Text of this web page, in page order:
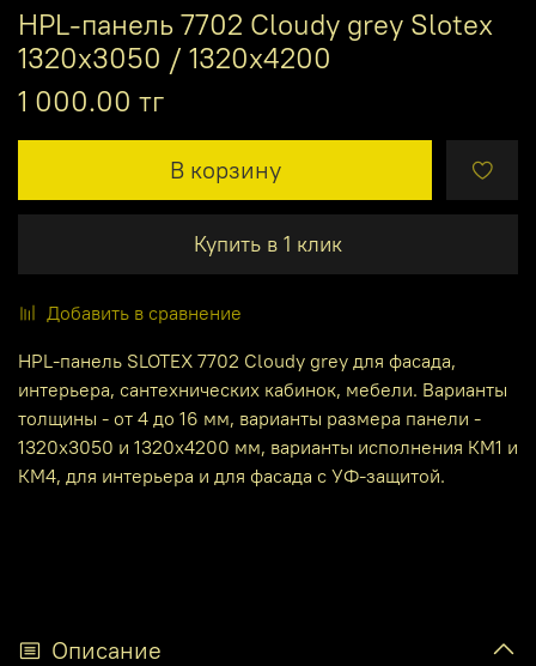
HPL-панель 7702 Cloudy grey Slotex
1320х3050 / 1320х4200
1 000.00 тг
В корзину
Купить в 1 клик
Добавить в сравнение
HPL-панель SLOTEX 7702 Cloudy grey для фасада,
интерьера, сантехнических кабинок, мебели. Варианты
толщины - от 4 до 16 мм, варианты размера панели -
1320х3050 и 1320х4200 мм, варианты исполнения КМ1 и
КМ4, для интерьера и для фасада с УФ-защитой.
Описание